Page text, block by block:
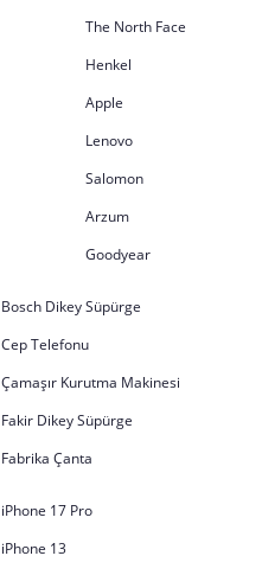
The North Face
Henkel
Apple
Lenovo
Salomon
Arzum
Goodyear
Bosch Dikey Süpürge
Cep Telefonu
Çamaşır Kurutma Makinesi
Fakir Dikey Süpürge
Fabrika Çanta
iPhone 17 Pro
iPhone 13